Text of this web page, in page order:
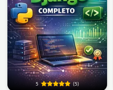
5 (5)